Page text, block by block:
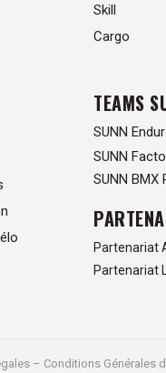
Skill
Cargo
TEAMS
SUNN
SUNN
SUNN BMX
Partenariat
Partenariat
– Conditions Générales